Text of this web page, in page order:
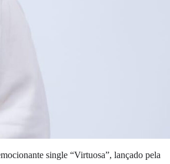
single “Virtuosa”, lançado pela